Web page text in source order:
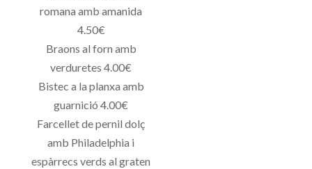
romana amb amanida
4.50€
Braons al forn amb
verduretes 4.00€
Bistec a la planxa amb
guarnició 4.00€
Farcellet de pernil dolç
amb Philadelphia i
espàrrecs verds al graten